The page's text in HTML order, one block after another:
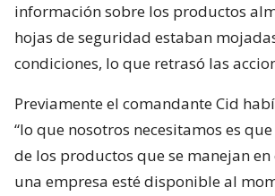
información sobre los productos
hojas de seguridad estaban
condiciones, lo que retrasó las
Previamente el comandante Cid
“lo que nosotros necesitamos es
de los productos que se manejan
una empresa esté disponible al